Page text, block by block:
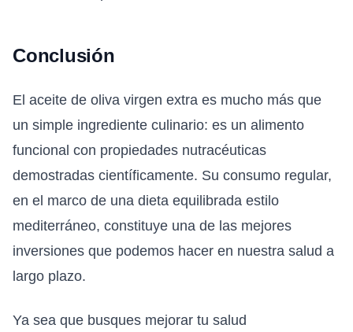
Conclusión
El aceite de oliva virgen extra es mucho más que
un simple ingrediente culinario: es un alimento
funcional con propiedades nutracéuticas
demostradas científicamente. Su consumo regular,
en el marco de una dieta equilibrada estilo
mediterráneo, constituye una de las mejores
inversiones que podemos hacer en nuestra salud a
largo plazo.
Ya sea que busques mejorar tu salud